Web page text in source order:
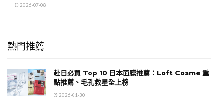
2026-07-08
熱門推薦
赴日必買 Top 10 日本面膜推薦：Loft Cosme 重
點推薦、毛孔救星全上榜
2026-01-30